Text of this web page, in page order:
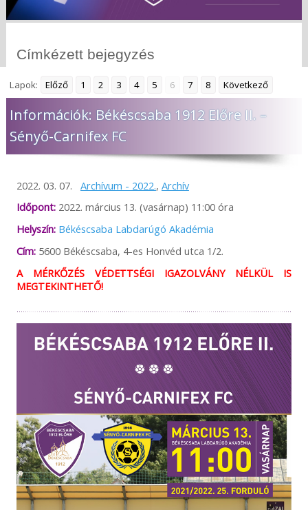
Címkézett bejegyzés
Lapok: Előző 1 2 3 4 5 6 7 8 Következő
Információk: Békéscsaba 1912 Előre II. –
Sényő-Carnifex FC
2022. 03. 07. Archívum - 2022., Archív
Időpont:2022. március 13. (vasárnap) 11:00 óra
Helyszín: Békéscsaba Labdarúgó Akadémia
Cím:5600 Békéscsaba, 4-es Honvéd utca 1/2.
A MÉRKŐZÉS VÉDETTSÉGI IGAZOLVÁNY NÉLKÜL IS
MEGTEKINTHETŐ!